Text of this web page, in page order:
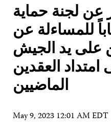
عن لجنة حماية
للمساءلة عن
على يد الجيش
العقدين
الماضيين
May 9, 2023 12:01 AM EDT